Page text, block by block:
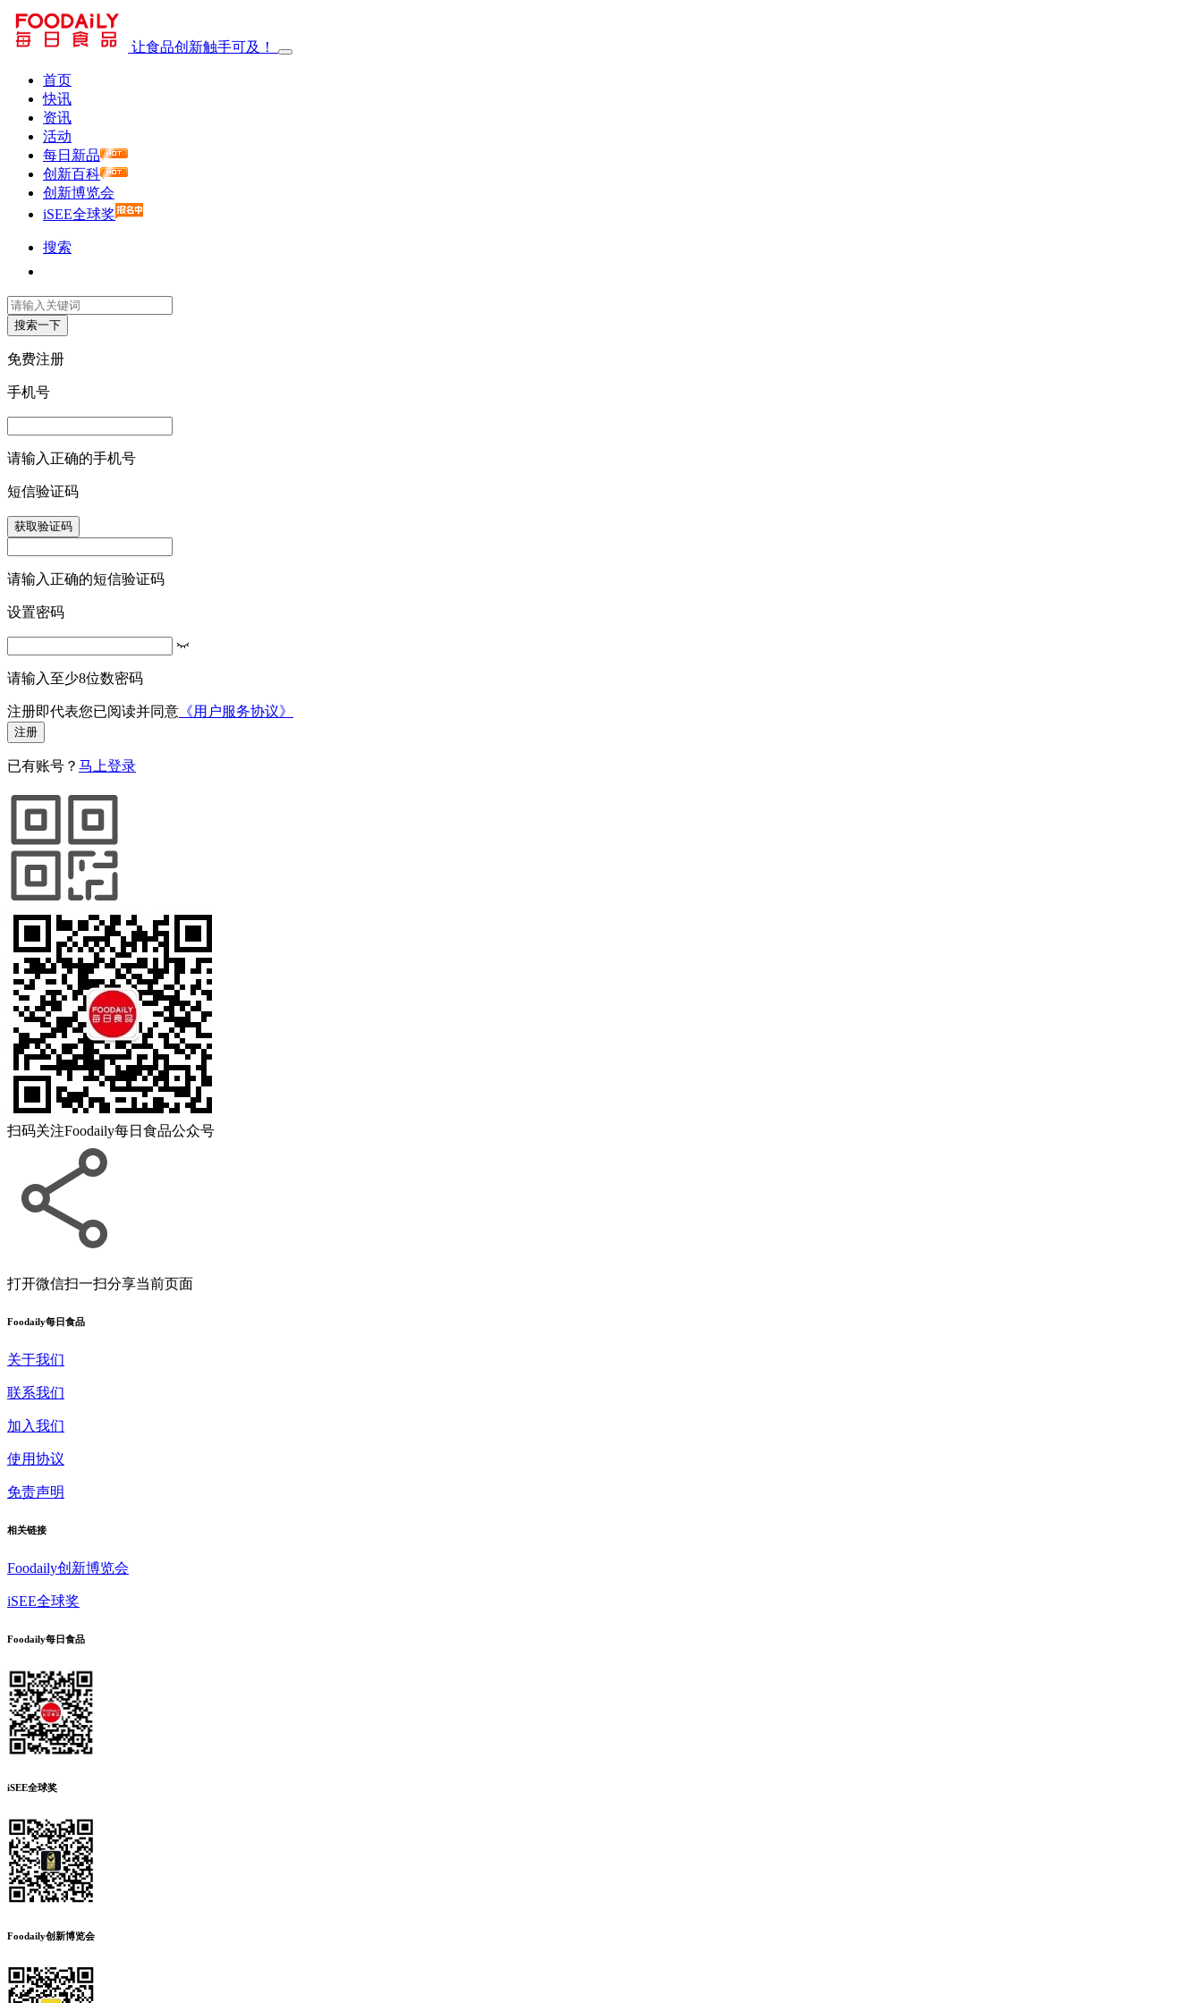
让食品创新触手可及！
首页
快讯
资讯
活动
每日新品
创新百科
创新博览会
iSEE全球奖
搜索
搜索一下
免费注册
手机号
请输入正确的手机号
短信验证码
获取验证码
请输入正确的短信验证码
设置密码
请输入至少8位数密码
注册即代表您已阅读并同意 《用户服务协议》
注册
已有账号？ 马上登录
扫码关注Foodaily每日食品公众号
打开微信扫一扫分享当前页面
Foodaily每日食品
关于我们
联系我们
加入我们
使用协议
免责声明
相关链接
Foodaily创新博览会
iSEE全球奖
Foodaily每日食品
iSEE全球奖
Foodaily创新博览会